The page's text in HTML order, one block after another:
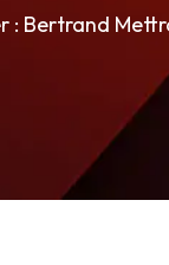
: Bertrand